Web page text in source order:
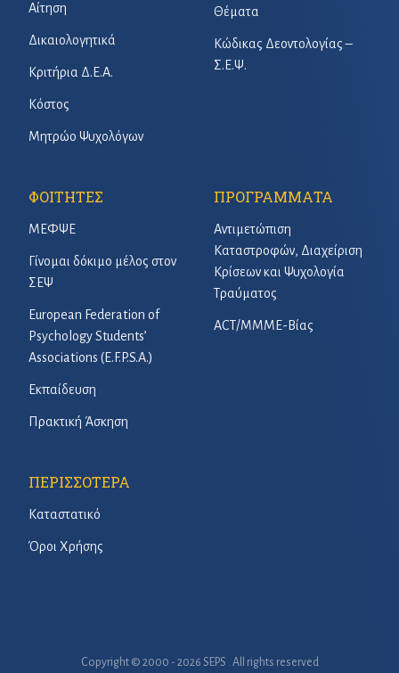
Θέματα
Κώδικας Δεοντολογίας –
Σ.Ε.Ψ.
Αίτηση
Δικαιολογητικά
Κριτήρια Δ.Ε.Α.
Κόστος
Μητρώο Ψυχολόγων
ΦΟΙΤΗΤΕΣ
ΜΕΦΨΕ
Γίνομαι δόκιμο μέλος στον
ΣΕΨ
European Federation of
Psychology Students’
Associations (E.F.P.S.A.)
Εκπαίδευση
Πρακτική Άσκηση
ΠΡΟΓΡΑΜΜΑΤΑ
Αντιμετώπιση
Καταστροφών, Διαχείριση
Κρίσεων και Ψυχολογία
Τραύματος
ACT/ΜΜΜΕ-Βίας
ΠΕΡΙΣΣΟΤΕΡΑ
Καταστατικό
Όροι Χρήσης
Copyright © 2000 - 2026 SEPS . All rights reserved